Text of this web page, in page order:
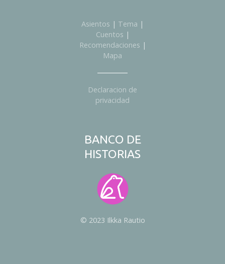
Asientos | Tema |
Cuentos |
Recomendaciones |
Mapa
Declaracion de
privacidad
BANCO DE
HISTORIAS
© 2023 Ilkka Rautio